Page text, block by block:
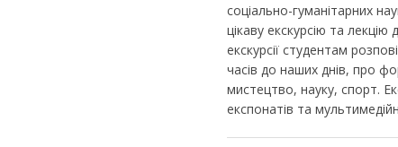
соціально-гуманітарних
цікаву екскурсію та
екскурсії студентам
часів до наших днів, про
мистецтво, науку, спорт.
експонатів та